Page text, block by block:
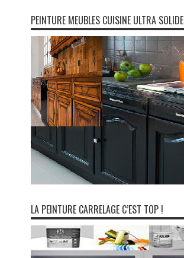
PEINTURE MEUBLES CUISINE ULTRA SOLIDE
LA PEINTURE CARRELAGE C’EST TOP !